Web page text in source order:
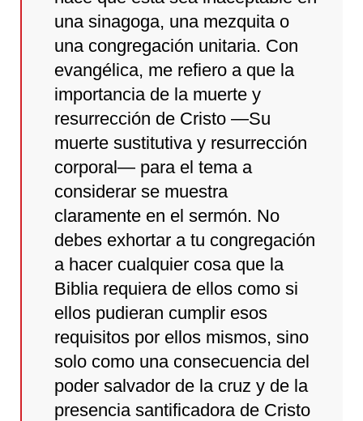
una sinagoga, una mezquita o
una congregación unitaria. Con
evangélica, me refiero a que la
importancia de la muerte y
resurrección de Cristo —Su
muerte sustitutiva y resurrección
corporal— para el tema a
considerar se muestra
claramente en el sermón. No
debes exhortar a tu congregación
a hacer cualquier cosa que la
Biblia requiera de ellos como si
ellos pudieran cumplir esos
requisitos por ellos mismos, sino
solo como una consecuencia del
poder salvador de la cruz y de la
presencia santificadora de Cristo